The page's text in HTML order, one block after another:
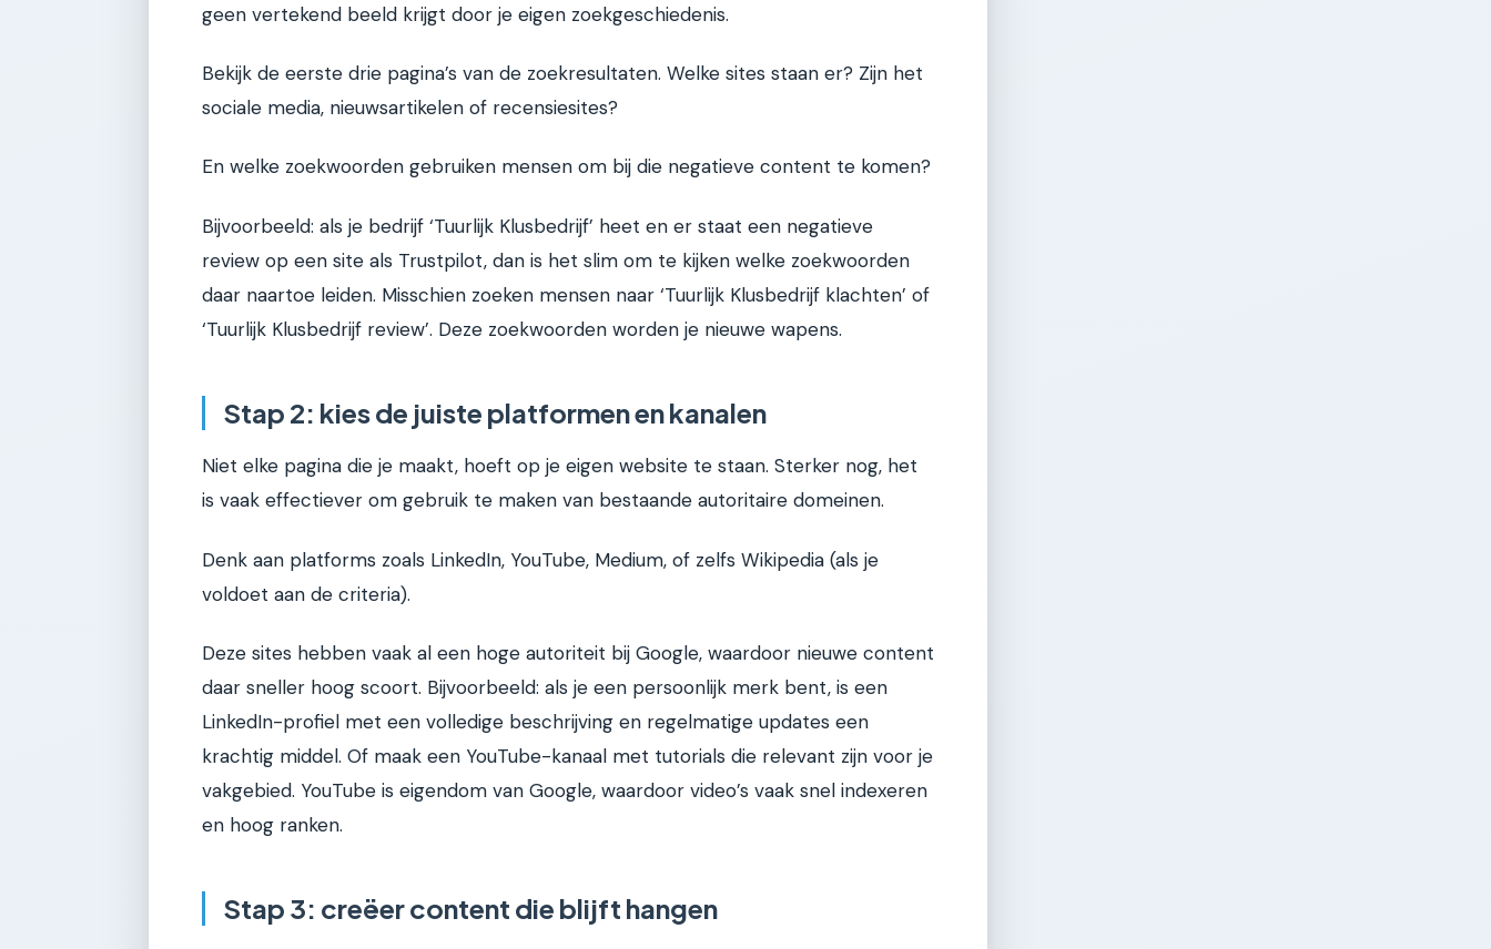
geen vertekend beeld krijgt door je eigen zoekgeschiedenis.
Bekijk de eerste drie pagina’s van de zoekresultaten. Welke sites staan er? Zijn het
sociale media, nieuwsartikelen of recensiesites?
En welke zoekwoorden gebruiken mensen om bij die negatieve content te komen?
Bijvoorbeeld: als je bedrijf ‘Tuurlijk Klusbedrijf’ heet en er staat een negatieve
review op een site als Trustpilot, dan is het slim om te kijken welke zoekwoorden
daar naartoe leiden. Misschien zoeken mensen naar ‘Tuurlijk Klusbedrijf klachten’ of
‘Tuurlijk Klusbedrijf review’. Deze zoekwoorden worden je nieuwe wapens.
Stap 2: kies de juiste platformen en kanalen
Niet elke pagina die je maakt, hoeft op je eigen website te staan. Sterker nog, het
is vaak effectiever om gebruik te maken van bestaande autoritaire domeinen.
Denk aan platforms zoals LinkedIn, YouTube, Medium, of zelfs Wikipedia (als je
voldoet aan de criteria).
Deze sites hebben vaak al een hoge autoriteit bij Google, waardoor nieuwe content
daar sneller hoog scoort. Bijvoorbeeld: als je een persoonlijk merk bent, is een
LinkedIn-profiel met een volledige beschrijving en regelmatige updates een
krachtig middel. Of maak een YouTube-kanaal met tutorials die relevant zijn voor je
vakgebied. YouTube is eigendom van Google, waardoor video’s vaak snel indexeren
en hoog ranken.
Stap 3: creëer content die blijft hangen